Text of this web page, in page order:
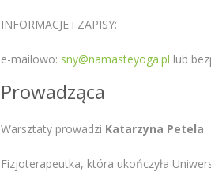
INFORMACJE i ZAPISY:
e-mailowo: sny@namasteyoga.pl lub
Prowadząca
Warsztaty prowadzi Katarzyna Petela.
Fizjoterapeutka, która ukończyła